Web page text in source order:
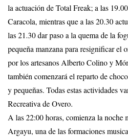
la actuación de Total Freak; a las
Caracola, mientras que a las 20.30
las 21.30 dar paso a la quema de la
pequeña manzana para resignificar el
por los artesanos Alberto Colino y
también comenzará el reparto de
y pequeñas. Todas estas actividades
Recreativa de Overo.
A las 22:00 horas, comienza la noche
Argayu, una de las formaciones